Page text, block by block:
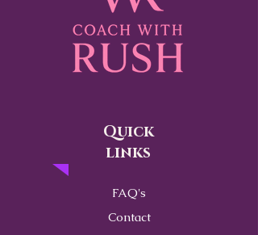
Quick
links
FAQ's
Contact